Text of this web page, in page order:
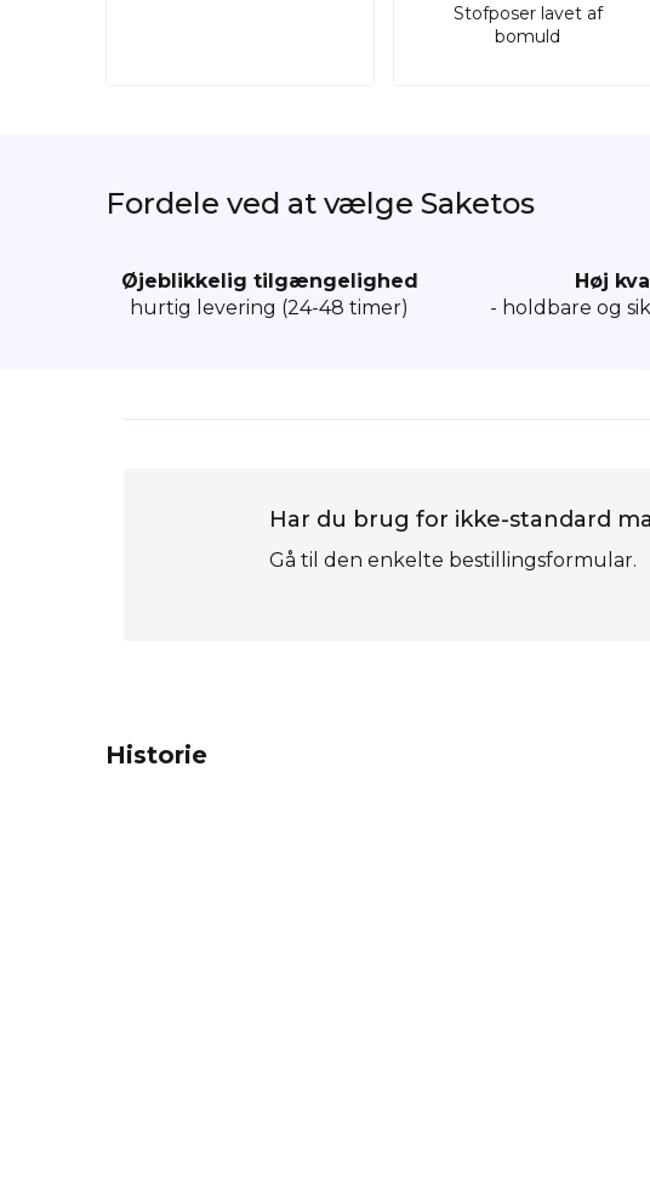
Stofposer lavet af
bomuld
Fordele ved at vælge Saketos
Øjeblikkelig tilgængelighed
hurtig levering (24-48 timer)
Høj
- holdbare og
Har du brug for ikke-standard
Gå til den enkelte bestillingsformular.
Historie